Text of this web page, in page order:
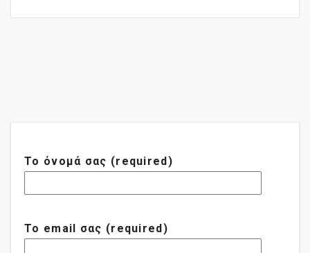
Το όνομά σας (required)
Το email σας (required)